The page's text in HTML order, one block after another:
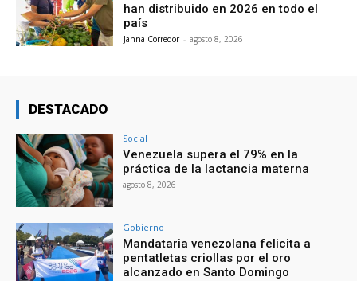
han distribuido en 2026 en todo el
país
Janna Corredor - agosto 8, 2026
DESTACADO
Social
Venezuela supera el 79% en la
práctica de la lactancia materna
agosto 8, 2026
Gobierno
Mandataria venezolana felicita a
pentatletas criollas por el oro
alcanzado en Santo Domingo